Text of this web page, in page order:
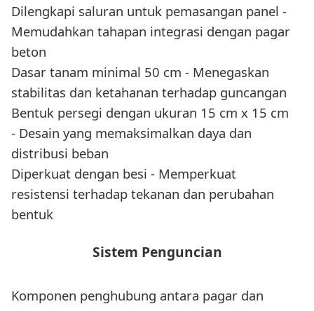
Dilengkapi saluran untuk pemasangan panel -
Memudahkan tahapan integrasi dengan pagar
beton
Dasar tanam minimal 50 cm - Menegaskan
stabilitas dan ketahanan terhadap guncangan
Bentuk persegi dengan ukuran 15 cm x 15 cm
- Desain yang memaksimalkan daya dan
distribusi beban
Diperkuat dengan besi - Memperkuat
resistensi terhadap tekanan dan perubahan
bentuk
Sistem Penguncian
Komponen penghubung antara pagar dan